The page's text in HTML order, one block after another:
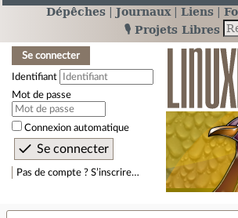
Dépêches Journaux Liens
🎙️ Projets Libres
Se connecter
Identifiant
Mot de passe
Connexion automatique
Pas de compte ? S’inscrire…